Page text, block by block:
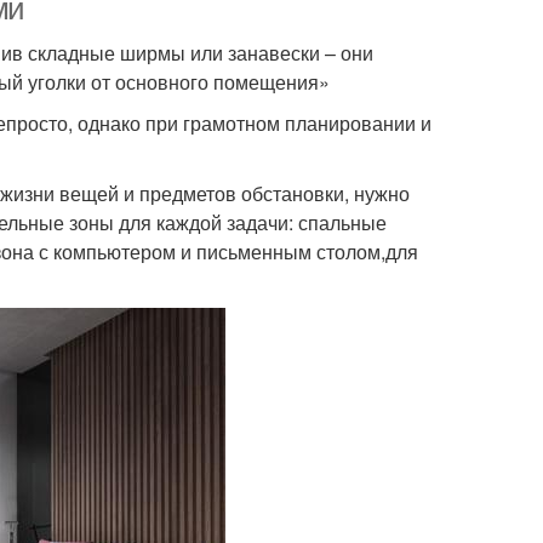
складные ширмы или занавески – они
уголки от основного помещения»
однако при грамотном планировании и
вещей и предметов обстановки, нужно
зоны для каждой задачи: спальные
с компьютером и письменным столом,для